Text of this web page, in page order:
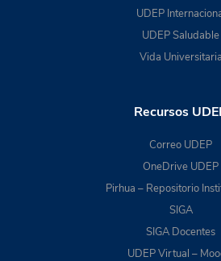
UDEP
UDEP Saludable
Vida Universitaria
Recursos
Correo UDEP
OneDrive UDEP
Pirhua – Repositorio
SIGA
SIGA Docentes
UDEP Virtual –